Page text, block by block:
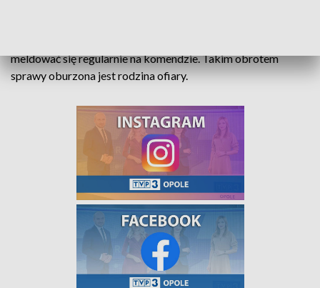
meldować się regularnie na komendzie. Takim obrotem
sprawy oburzona jest rodzina ofiary.